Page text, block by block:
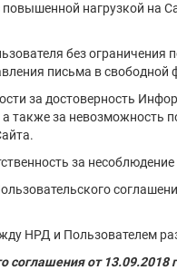
нагрузкой на
без
письма в свободной
за достоверность
также за невозможность
за
НРД и Пользователем
соглашения от 13.09.2018